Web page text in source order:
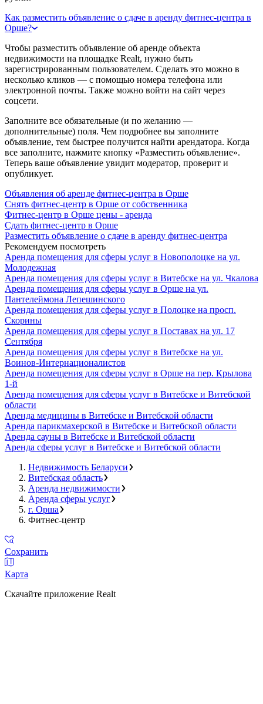
Как разместить объявление о сдаче в аренду фитнес-центра в
Орше?
Чтобы разместить объявление об аренде объекта
недвижимости на площадке Realt, нужно быть
зарегистрированным пользователем. Сделать это можно в
несколько кликов — с помощью номера телефона или
электронной почты. Также можно войти на сайт через
соцсети.
Заполните все обязательные (и по желанию —
дополнительные) поля. Чем подробнее вы заполните
объявление, тем быстрее получится найти арендатора. Когда
все заполните, нажмите кнопку «Разместить объявление».
Теперь ваше объявление увидит модератор, проверит и
опубликует.
Объявления об аренде фитнес-центра в Орше
Снять фитнес-центр в Орше от собственника
Фитнес-центр в Орше цены - аренда
Сдать фитнес-центр в Орше
Разместить объявление о сдаче в аренду фитнес-центра
Рекомендуем посмотреть
Аренда помещения для сферы услуг в Новополоцке на ул.
Молодежная
Аренда помещения для сферы услуг в Витебске на ул. Чкалова
Аренда помещения для сферы услуг в Орше на ул.
Пантелеймона Лепешинского
Аренда помещения для сферы услуг в Полоцке на просп.
Скорины
Аренда помещения для сферы услуг в Поставах на ул. 17
Сентября
Аренда помещения для сферы услуг в Витебске на ул.
Воинов-Интернационалистов
Аренда помещения для сферы услуг в Орше на пер. Крылова
1-й
Аренда помещения для сферы услуг в Витебске и Витебской
области
Аренда медицины в Витебске и Витебской области
Аренда парикмахерской в Витебске и Витебской области
Аренда сауны в Витебске и Витебской области
Аренда сферы услуг в Витебске и Витебской области
Недвижимость Беларуси
Витебская область
Аренда недвижимости
Аренда сферы услуг
г. Орша
Фитнес-центр
Сохранить
Карта
Скачайте приложение Realt